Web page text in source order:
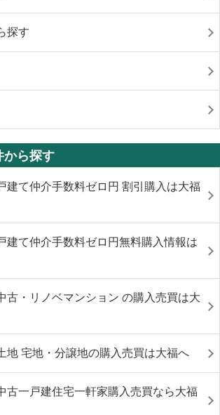
探す
から探す
建て仲介手数料ゼロ円 割引購入は大福
建て仲介手数料ゼロ円無料購入情報は
古・リノベマンション の購入売買は大
地 宅地・分譲地の購入売買は大福へ
古一戸建住宅一軒家購入売買なら大福